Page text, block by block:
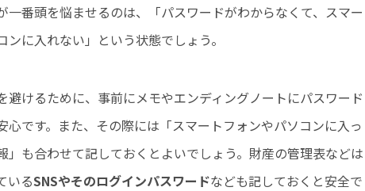
一番頭を悩ませるのは、「パスワードがわからなくて、スマー
ンに入れない」という状態でしょう。
避けるために、事前にメモやエンディングノートにパスワード
心です。また、その際には「スマートフォンやパソコンに入っ
」も合わせて記しておくとよいでしょう。財産の管理表などは
いるSNSやそのログインパスワードなども記しておくと安全で